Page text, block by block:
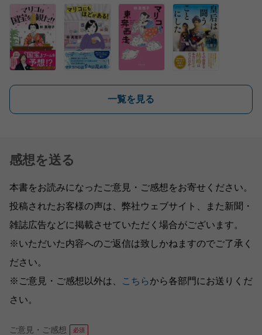
一覧を見る
感想を送る
本書をお読みになったご意見・ご感想をお寄せください。
投稿されたお客様の声は、弊社ウェブサイト、また新聞・
雑誌広告などに掲載させていただく場合がございます。
※いただいた内容へのご返信は致しかねますのでご了承く
ださい。
※ご意見・ご感想以外は、
こちらから各部門にお送りくだ
さい。
ご意見・ご感想